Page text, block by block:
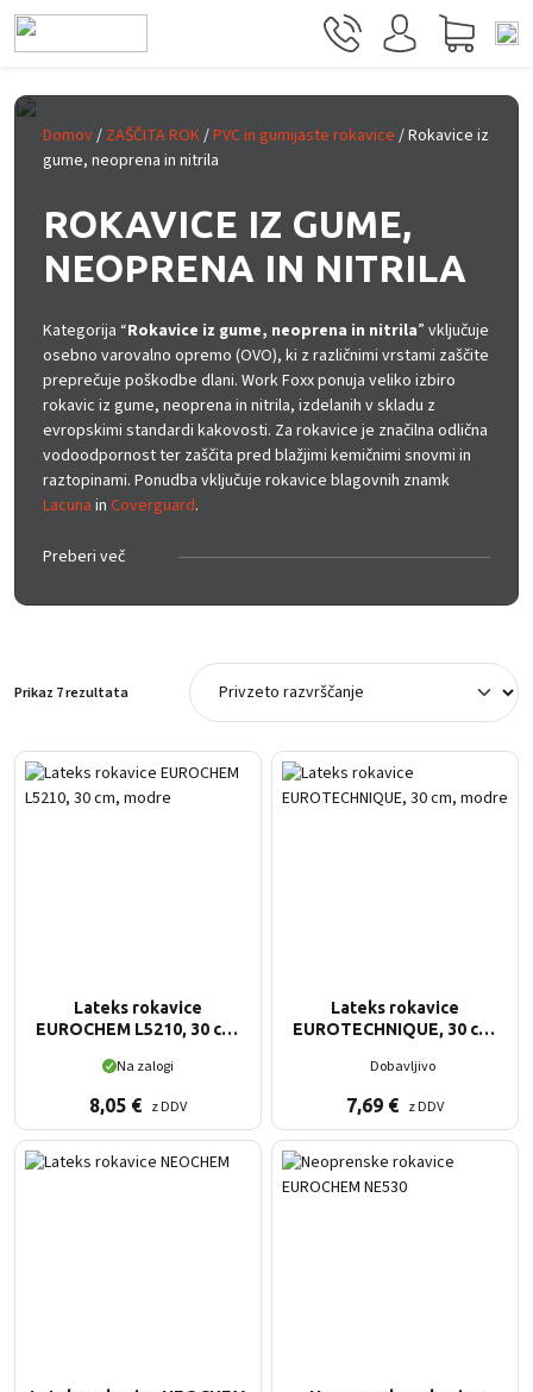
Skip to main content
Domov/ ZAŠČITA ROK/PVC in gumijaste rokavice / Rokavice iz
gume, neoprena in nitrila
ROKAVICE IZ GUME,
NEOPRENA IN NITRILA
Kategorija “Rokavice iz gume, neoprena in nitrila” vključuje
osebno varovalno opremo (OVO), ki z različnimi vrstami zaščite
preprečuje poškodbe dlani. Work Foxx ponuja veliko izbiro
rokavic iz gume, neoprena in nitrila, izdelanih v skladu z
evropskimi standardi kakovosti. Za rokavice je značilna odlična
vodoodpornost ter zaščita pred blažjimi kemičnimi snovmi in
raztopinami. Ponudba vključuje rokavice blagovnih znamk
Lacuna in Coverguard.
Preberi več
Prikaz 7 rezultata
Lateks rokavice
EUROCHEM L5210, 30 cm,
Na zalogi
8,05 € z DDV
Lateks rokavice
EUROTECHNIQUE, 30 cm,
Dobavljivo
7,69 € z DDV